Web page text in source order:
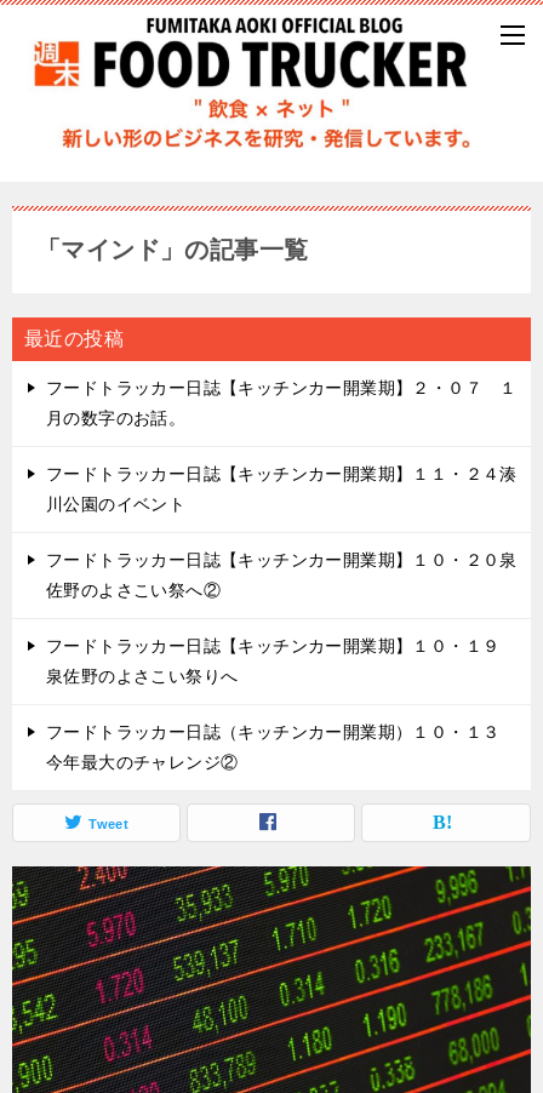
「マインド」の記事一覧
最近の投稿
フードトラッカー日誌【キッチンカー開業期】２・０７ １
月の数字のお話。
フードトラッカー日誌【キッチンカー開業期】１１・２４湊
川公園のイベント
フードトラッカー日誌【キッチンカー開業期】１０・２０泉
佐野のよさこい祭へ②
フードトラッカー日誌【キッチンカー開業期】１０・１９
泉佐野のよさこい祭りへ
フードトラッカー日誌（キッチンカー開業期）１０・１３
今年最大のチャレンジ②
Tweet